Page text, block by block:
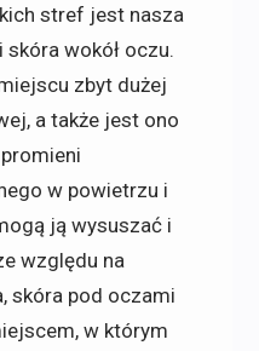
stref jest nasza
wokół oczu.
zbyt dużej
a także jest ono
w powietrzu i
ją wysuszać i
względu na
skóra pod oczami
w którym